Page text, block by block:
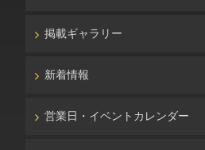
掲載ギャラリー
新着情報
営業日・イベントカレンダー